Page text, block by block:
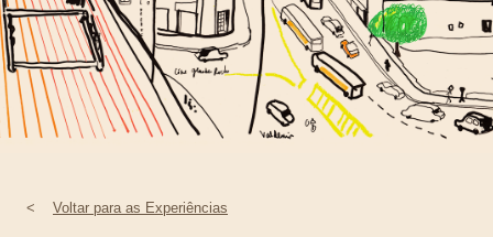
HISTÓRIA
SUSTENTABILIDADE
CONTATO
< Voltar para as Experiências